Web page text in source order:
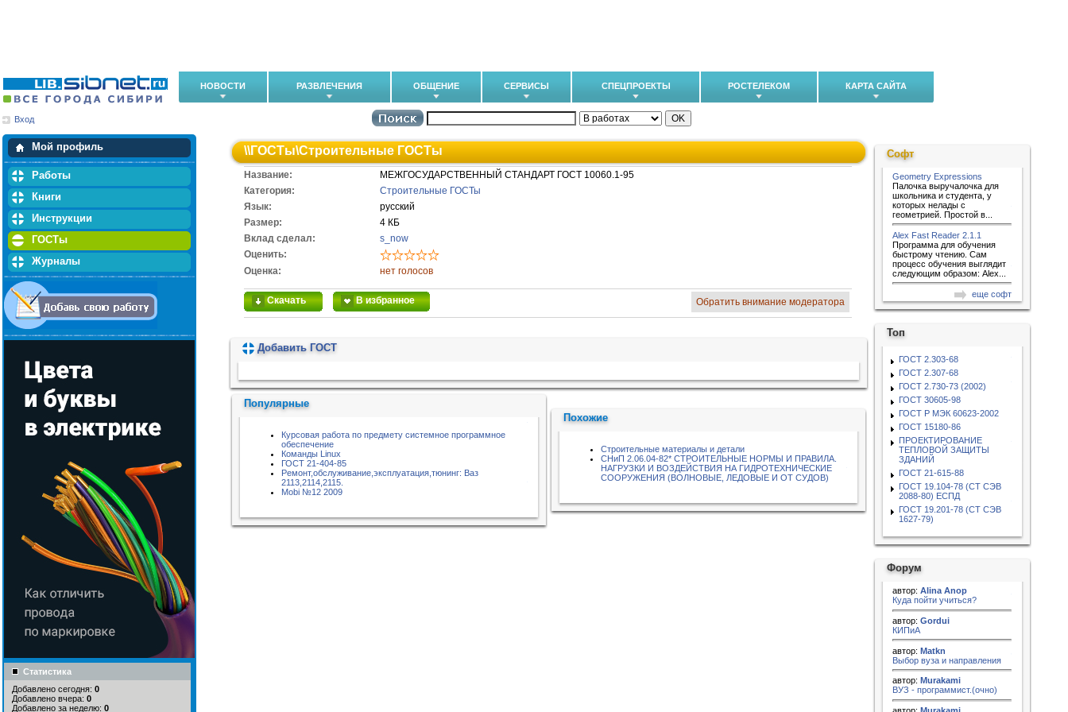
НОВОСТИ РАЗВЛЕЧЕНИЯ ОБЩЕНИЕ СЕРВИСЫ СПЕЦПРОЕКТЫ РОСТЕЛЕКОМ КАРТА САЙТА
Вход
Мой профиль
Мои закладки
Работы
Книги
Инструкции
ГОСТы
Журналы
Статистика
Добавлено сегодня: 0
Добавлено вчера: 0
Добавлено за неделю: 0
\\ГОСТы\Строительные ГОСТы
Название:
МЕЖГОСУДАРСТВЕННЫЙ СТАНДАРТ ГОСТ 10060.1-95
Категория:
Строительные ГОСТы
Язык:
русский
Размер:
4 КБ
Вклад сделал:
s_now
Оценить:
Оценка:
нет голосов
Скачать В избранное Обратить внимание модератора
Добавить ГОСТ
Популярные
Курсовая работа по предмету системное программное
обеспечение
Команды Linux
ГОСТ 21-404-85
Ремонт,обслуживание,эксплуатация,тюнинг: Ваз
2113,2114,2115.
Mobi №12 2009
Похожие
Строительные материалы и детали
СНиП 2.06.04-82* СТРОИТЕЛЬНЫЕ НОРМЫ И ПРАВИЛА.
НАГРУЗКИ И ВОЗДЕЙСТВИЯ НА ГИДРОТЕХНИЧЕСКИЕ
СООРУЖЕНИЯ (ВОЛНОВЫЕ, ЛЕДОВЫЕ И ОТ СУДОВ)
Софт
Geometry Expressions
Палочка выручалочка для
школьника и студента, у
которых нелады с
геометрией. Простой в...
Alex Fast Reader 2.1.1
Программа для обучения
быстрому чтению. Сам
процесс обучения выглядит
следующим образом: Alex...
еще софт
Топ
ГОСТ 2.303-68
ГОСТ 2.307-68
ГОСТ 2.730-73 (2002)
ГОСТ 30605-98
ГОСТ Р МЭК 60623-2002
ГОСТ 15180-86
ПРОЕКТИРОВАНИЕ
ТЕПЛОВОЙ ЗАЩИТЫ
ЗДАНИЙ
ГОСТ 21-615-88
ГОСТ 19.104-78 (СТ СЭВ
2088-80) ЕСПД
ГОСТ 19.201-78 (СТ СЭВ
1627-79)
Форум
автор: Alina Anop
Куда пойти учиться?
автор: Gordui
КИПиА
автор: Matkn
Выбор вуза и направления
автор: Murakami
ВУЗ - программист.(очно)